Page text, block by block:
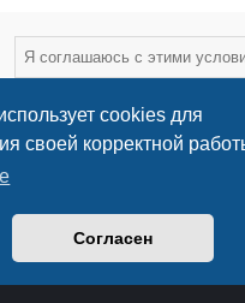
cookies для
своей корректной
Согласен
- список форумов